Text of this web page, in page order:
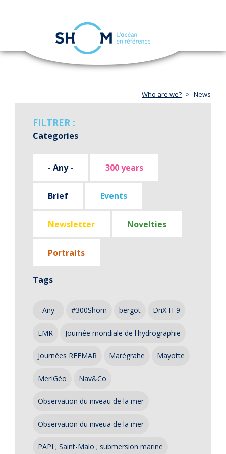
Skip
navigation
Who are we? News
FILTRER :
Categories
- Any - 300 years
Brief Events
Newsletter Novelties
Portraits
Tags
- Any - #300Shom bergot DriX H-9
EMR Journée mondiale de l'hydrographie
Journées REFMAR Marégrahe Mayotte
MerIGéo Nav&Co
Observation du niveau de la mer
Observation du niveua de la mer
PAPI ; Saint-Malo ; submersion marine